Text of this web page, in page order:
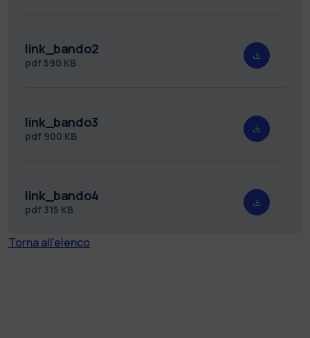
link_bando2
pdf 590 KB
link_bando3
pdf 900 KB
link_bando4
pdf 315 KB
Torna all'elenco